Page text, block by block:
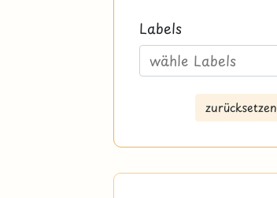
Labels
zurücksetzen